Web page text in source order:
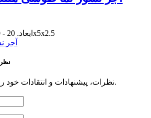
شماره. AR300 - ابعاد. 20x5x2.5
آجر
نظرات، پیشنهادات و انتقادات خود را با ما در میان بگذارید.